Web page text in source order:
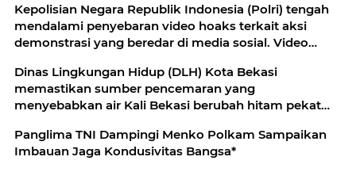
Kepolisian Negara Republik Indonesia (Polri) tengah
mendalami penyebaran video hoaks terkait aksi
demonstrasi yang beredar di media sosial. Video
lama yang kembali diunggah
Dinas Lingkungan Hidup (DLH) Kota Bekasi
memastikan sumber pencemaran yang
menyebabkan air Kali Bekasi berubah hitam pekat
Panglima TNI Dampingi Menko Polkam Sampaikan
Imbauan Jaga Kondusivitas Bangsa*